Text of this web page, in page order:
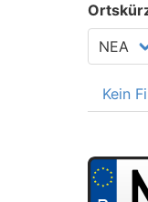
Kein